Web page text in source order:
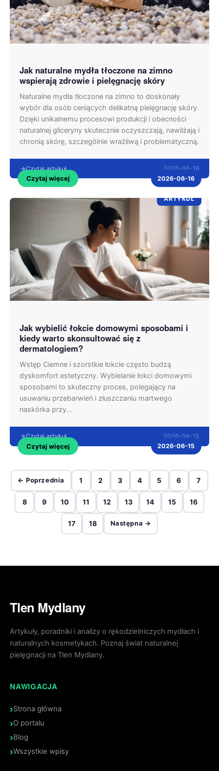
Czytaj więcej 2026-06-16
Jak naturalne mydła tłoczone na zimno
wspierają zdrowie i pielęgnację skóry
Naturalne mydła tłoczone na zimno to doskonały
wybór dla osób ceniących delikatną pielęgnację skóry.
Dzięki unikalnemu procesowi produkcji i obecności
naturalnej gliceryny skutecznie oczyszczają, nawilżają i
chronią skórę, szczególnie wrażliwą i problematyczną.
Czytaj artykuł 2026-06-16
ARTYKUŁ
Czytaj więcej 2026-06-15
Jak wybielić łokcie domowymi sposobami i
kiedy warto skonsultować się z
dermatologiem?
Wstęp Ciemne i szorstkie łokcie często budzą
dyskomfort estetyczny. Wybielanie łokci domowymi
sposobami to skuteczny proces, polegający na
usuwaniu przebarwień i złuszczaniu martwego
naskórka przy...
Czytaj artykuł 2026-06-15
← Poprzednia 1 2 3 4 5 6 7
8 9 10 11 12 13 14 15 16
17 18 Następna →
Tlen Mydlany
Artykuły, poradniki i analizy o rękodzielniczych mydłach i
naturalnych kosmetykach. Poznaj świat naturalnej
pielęgnacji na Tlen Mydlany.
NAWIGACJA
Strona główna
O portalu
Blog
Wszystkie wpisy